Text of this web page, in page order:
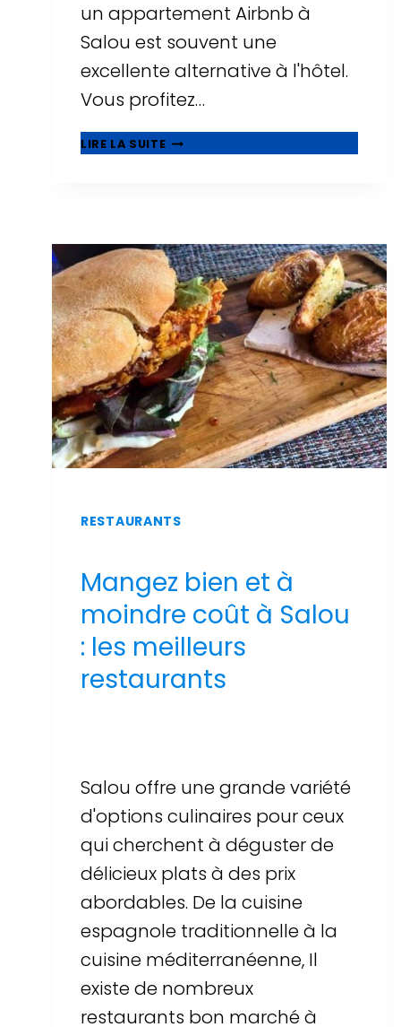
un appartement Airbnb à
Salou est souvent une
excellente alternative à l'hôtel.
Vous profitez…
LIRE LA SUITE▷
LES
SALOU
:
APPARTEMENTS
AVEC
PISCINE
ET
VUE
SUR
MER
RESTAURANTS
Mangez bien et à
moindre coût à Salou
: les meilleurs
restaurants
Salou offre une grande variété
d'options culinaires pour ceux
qui cherchent à déguster de
délicieux plats à des prix
abordables. De la cuisine
espagnole traditionnelle à la
cuisine méditerranéenne, Il
existe de nombreux
restaurants bon marché à